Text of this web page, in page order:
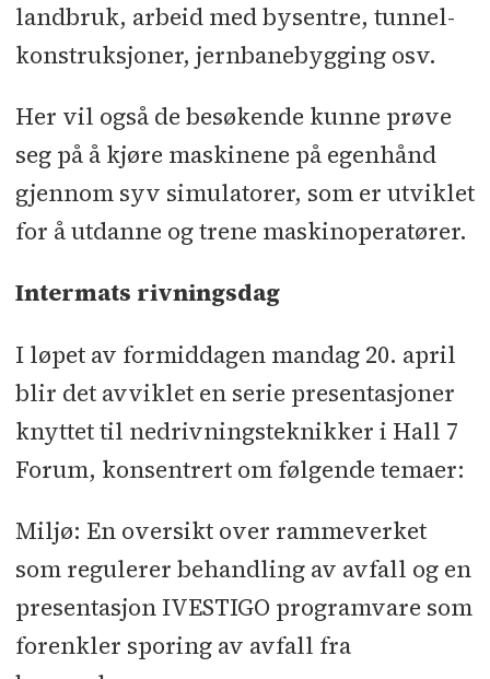
landbruk, arbeid med bysentre, tunnel-
konstruksjoner, jernbanebygging osv.
Her vil også de besøkende kunne prøve
seg på å kjøre maskinene på egenhånd
gjennom syv simulatorer, som er utviklet
for å utdanne og trene maskinoperatører.
Intermats rivningsdag
I løpet av formiddagen mandag 20. april
blir det avviklet en serie presentasjoner
knyttet til nedrivningsteknikker i Hall 7
Forum, konsentrert om følgende temaer:
Miljø: En oversikt over rammeverket
som regulerer behandling av avfall og en
presentasjon IVESTIGO programvare som
forenkler sporing av avfall fra